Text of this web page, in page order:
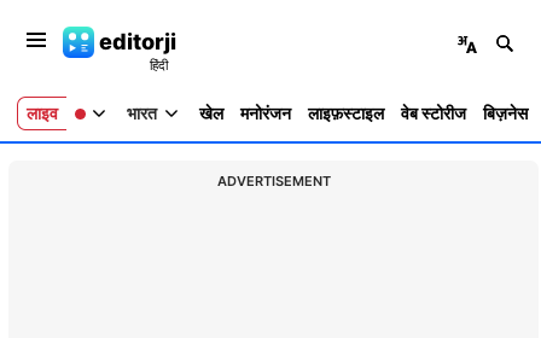
editorji
लाइव भारत खेल मनोरंजन लाइफ़स्टाइल वेब स्टोरीज बिज़नेस
ADVERTISEMENT